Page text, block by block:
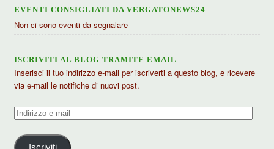
EVENTI CONSIGLIATI DA VERGATONEWS24
Non ci sono eventi da segnalare
ISCRIVITI AL BLOG TRAMITE EMAIL
Inserisci il tuo indirizzo e-mail per iscriverti a questo blog, e ricevere
via e-mail le notifiche di nuovi post.
Indirizzo
mail